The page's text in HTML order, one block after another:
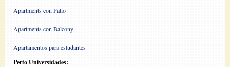
Apartments con Patio
Apartments con Balcony
Apartamentos para estudantes
Perto Universidades: